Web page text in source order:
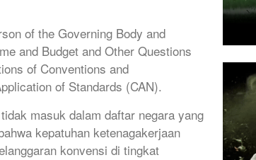
of the Governing Body and
and Budget and Other Questions
of Conventions and
of Standards (CAN).
masuk dalam daftar negara yang
kepatuhan ketenagakerjaan
konvensi di tingkat